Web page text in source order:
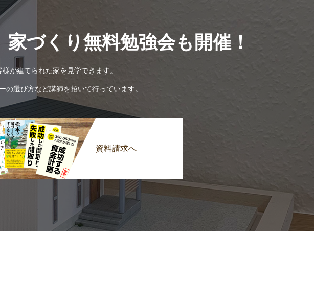
づくり無料勉強会も開催！
が建てられた家を見学できます。
選び方など講師を招いて行っています。
資料請求へ